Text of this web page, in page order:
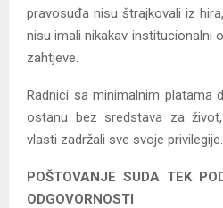
pravosuđa nisu štrajkovali iz
nisu imali nikakav institucionalni
zahtjeve.
Radnici sa minimalnim platama
ostanu bez sredstava za
vlasti zadržali sve svoje privilegije.
POŠTOVANJE SUDA TEK
ODGOVORNOSTI